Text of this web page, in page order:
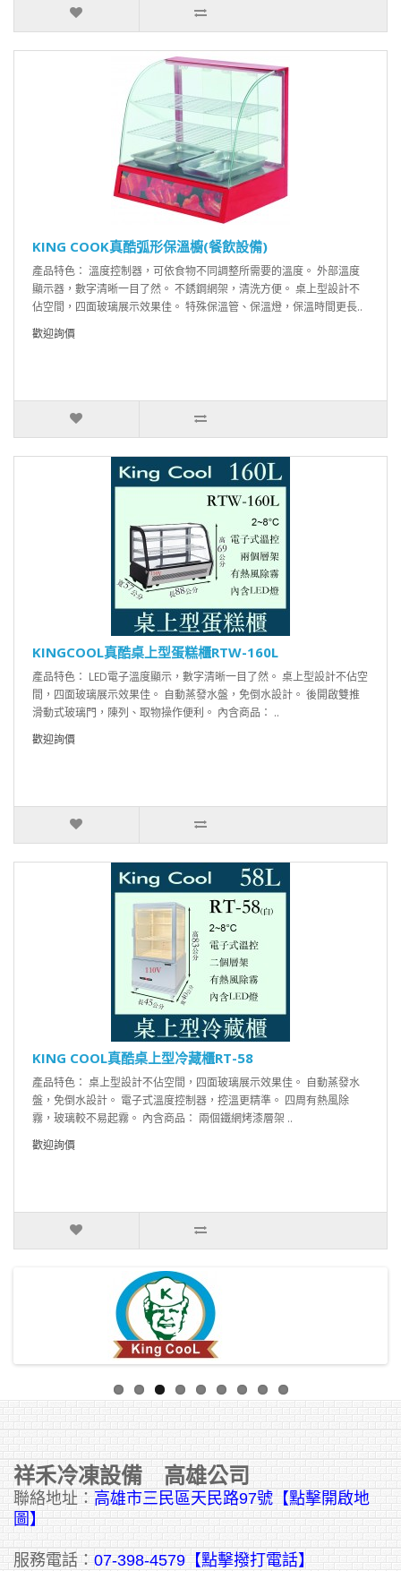
KING COOK真酷弧形保溫櫥(餐飲設備)
產品特色： 溫度控制器，可依食物不同調整所需要的溫度。 外部溫度
顯示器，數字清晰一目了然。 不銹鋼網架，清洗方便。 桌上型設計不
佔空間，四面玻璃展示效果佳。 特殊保溫管、保溫燈，保溫時間更長..
歡迎詢價
KINGCOOL真酷桌上型蛋糕櫃RTW-160L
產品特色： LED電子溫度顯示，數字清晰一目了然。 桌上型設計不佔空
間，四面玻璃展示效果佳。 自動蒸發水盤，免倒水設計。 後開啟雙推
滑動式玻璃門，陳列、取物操作便利。 內含商品： ..
歡迎詢價
KING COOL真酷桌上型冷藏櫃RT-58
產品特色： 桌上型設計不佔空間，四面玻璃展示效果佳。 自動蒸發水
盤，免倒水設計。 電子式溫度控制器，控溫更精準。 四周有熱風除
霧，玻璃較不易起霧。 內含商品： 兩個鐵網烤漆層架 ..
歡迎詢價
祥禾冷凍設備 高雄公司
聯絡地址： 高雄市三民區天民路97號【點擊開啟地
圖】
服務電話： 07-398-4579【點擊撥打電話】